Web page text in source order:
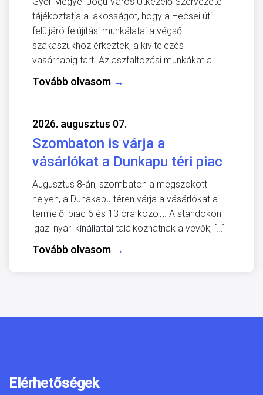
tájékoztatja a lakosságot, hogy a Hecsei úti
felüljáró felújítási munkálatai a végső
szakaszukhoz érkeztek, a kivitelezés
vasárnapig tart. Az aszfaltozási munkákat a […]
Tovább olvasom →
2026. augusztus 07.
Szombaton is várja a
vásárlókat a Dunkapu téri piac
Augusztus 8-án, szombaton a megszokott
helyen, a Dunakapu téren várja a vásárlókat a
termelői piac 6 és 13 óra között. A standokon
igazi nyári kínállattal találkozhatnak a vevők, […]
Tovább olvasom →
Elérhetőségek